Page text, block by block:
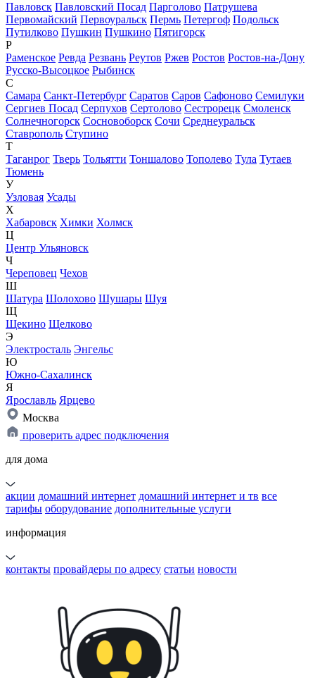
Павловск Павловский Посад Парголово Патрушева
Первомайский Первоуральск Пермь Петергоф Подольск
Путилково Пушкин Пушкино Пятигорск
Р
Раменское Ревда Резвань Реутов Ржев Ростов Ростов-на-Дону
Русско-Высоцкое Рыбинск
С
Самара Санкт-Петербург Саратов Саров Сафоново Семилуки
Сергиев Посад Серпухов Сертолово Сестрорецк Смоленск
Солнечногорск Сосновоборск Сочи Среднеуральск
Ставрополь Ступино
Т
Таганрог Тверь Тольятти Тоншалово Тополево Тула Тутаев
Тюмень
У
Узловая Усады
Х
Хабаровск Химки Холмск
Ц
Центр Ульяновск
Ч
Череповец Чехов
Ш
Шатура Шолохово Шушары Шуя
Щ
Щекино Щелково
Э
Электросталь Энгельс
Ю
Южно-Сахалинск
Я
Ярославль Ярцево
Москва
проверить адрес подключения
для дома
акции домашний интернет домашний интернет и тв все
тарифы оборудование дополнительные услуги
информация
контакты провайдеры по адресу статьи новости